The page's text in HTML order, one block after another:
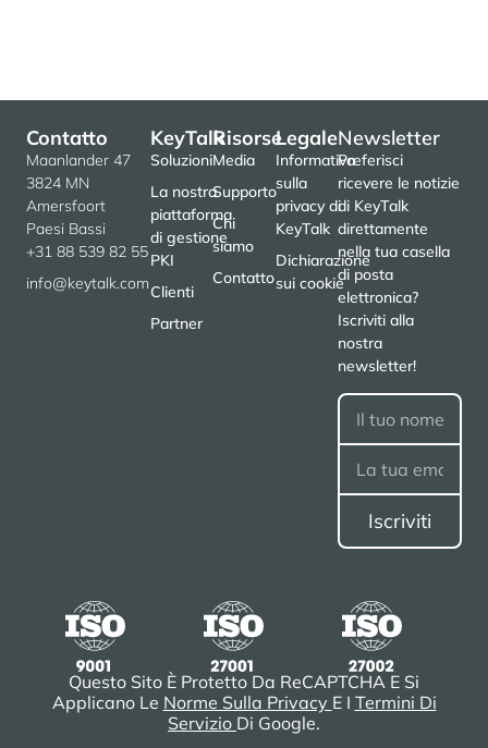
KeyTalk
Soluzioni
La nostra
piattaforma
di gestione
PKI
Clienti
Partner
Risorse
Media
Supporto
Chi
siamo
Contatto
Legale
Informativa
sulla
privacy di
KeyTalk
Dichiarazione
sui cookie
Contatto
Maanlander 47
3824 MN
Amersfoort
Paesi Bassi
+31 88 539 82 55
info@keytalk.com
Newsletter
Preferisci
ricevere le notizie
di KeyTalk
direttamente
nella tua casella
di posta
elettronica?
Iscriviti alla
nostra
newsletter!
Questo Sito È Protetto Da ReCAPTCHA E Si
Applicano Le Norme Sulla Privacy E I Termini Di
Servizio Di Google.